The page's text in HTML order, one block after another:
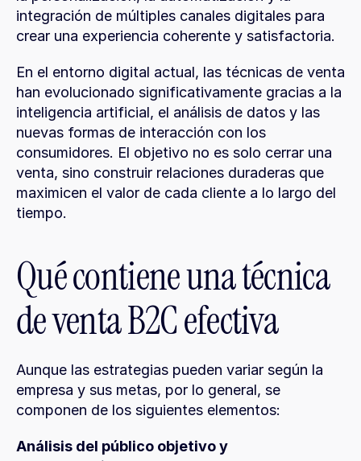
integración de múltiples canales digitales para
crear una experiencia coherente y satisfactoria.
En el entorno digital actual, las técnicas de venta
han evolucionado significativamente gracias a la
inteligencia artificial, el análisis de datos y las
nuevas formas de interacción con los
consumidores. El objetivo no es solo cerrar una
venta, sino construir relaciones duraderas que
maximicen el valor de cada cliente a lo largo del
tiempo.
Qué contiene una técnica
de venta B2C efectiva
Aunque las estrategias pueden variar según la
empresa y sus metas, por lo general, se
componen de los siguientes elementos:
Análisis del público objetivo y